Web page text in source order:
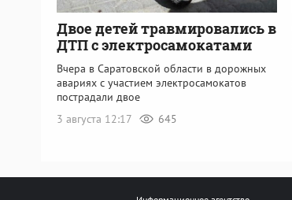
Двое детей травмировались в
ДТП с электросамокатами
Вчера в Саратовской области в дорожных
авариях с участием электросамокатов
пострадали двое
3 августа 12:17
645